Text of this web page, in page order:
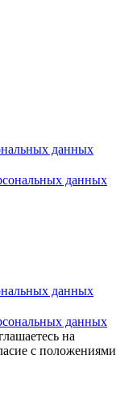
данных
данных
данных
данных
на
с положениями